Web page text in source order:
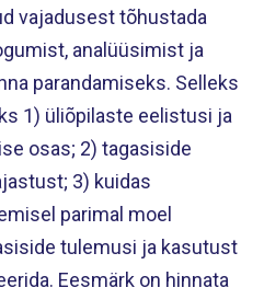
vajadusest tõhustada
analüüsimist ja
parandamiseks. Selleks
1) üliõpilaste eelistusi ja
osas; 2) tagasiside
3) kuidas
parimal moel
tulemusi ja kasutust
Eesmärk on hinnata